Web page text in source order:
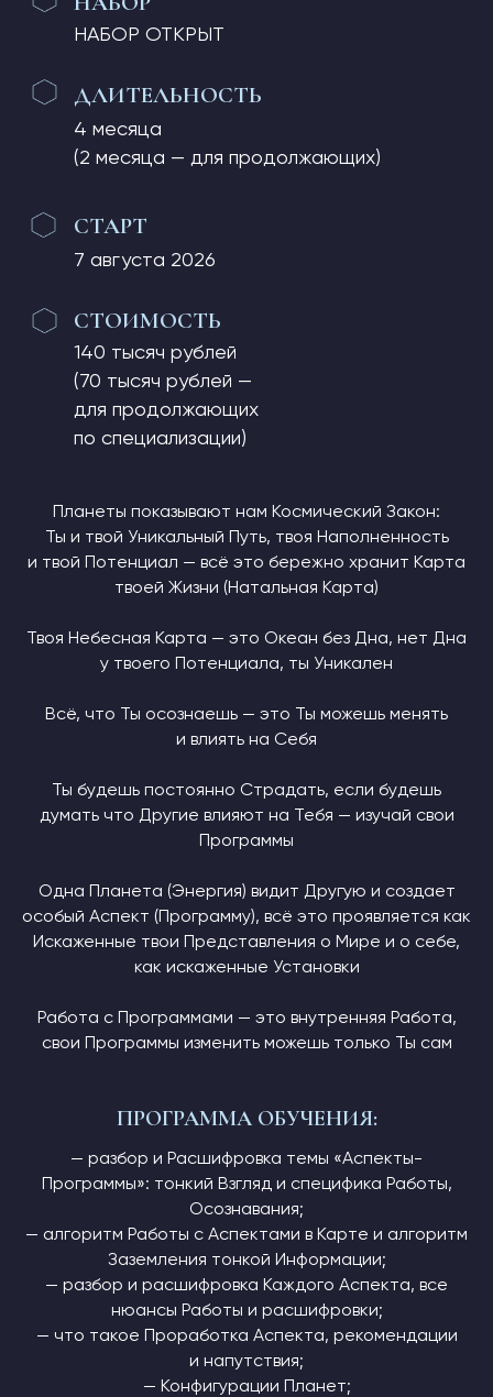
по специализации)
Планеты показывают нам Космический Закон:
Ты и твой Уникальный Путь, твоя Наполненность
и твой Потенциал — всё это бережно хранит Карта
твоей Жизни (Натальная Карта)
Твоя Небесная Карта — это Океан без Дна, нет Дна
у твоего Потенциала, ты Уникален
Всё, что Ты осознаешь — это Ты можешь менять
и влиять на Себя
Ты будешь постоянно Страдать, если будешь
думать что Другие влияют на Тебя — изучай свои
Программы
Одна Планета (Энергия) видит Другую и создает
особый Аспект (Программу), всё это проявляется как
Искаженные твои Представления о Мире и о себе,
как искаженные Установки
Работа с Программами — это внутренняя Работа,
свои Программы изменить можешь только Ты сам
ПРОГРАММА ОБУЧЕНИЯ:
— разбор и Расшифровка темы «Аспекты-
Программы»: тонкий Взгляд и специфика Работы,
Осознавания;
— алгоритм Работы с Аспектами в Карте и алгоритм
Заземления тонкой Информации;
— разбор и расшифровка Каждого Аспекта, все
нюансы Работы и расшифровки;
— что такое Проработка Аспекта, рекомендации
и напутствия;
— Конфигурации Планет;